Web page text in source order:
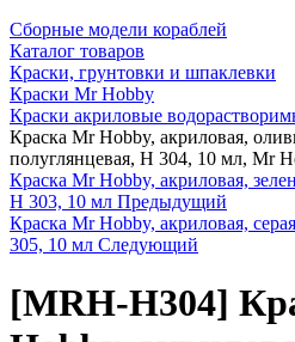
Сборные модели кораблей
Каталог товаров
Краски, грунтовки и шпаклевки
Краски Mr Hobby
Краски акриловые
Краска Mr Hobby, акриловая,
полуглянцевая, H 304, 10 мл, Mr
Краска Mr Hobby, акриловая,
H 303, 10 мл Предыдущий
Краска Mr Hobby, акриловая,
305, 10 мл Следующий
[MRH-H304]